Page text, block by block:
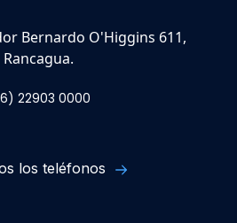
Bernardo O'Higgins 611,
Rancagua.
22903 0000
los teléfonos